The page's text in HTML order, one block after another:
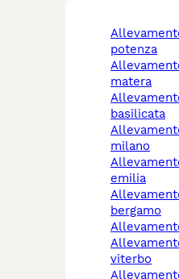
allevamento cani
potenza
allevamento cani
matera
allevamento cani
basilicata
allevamento cani
milano
allevamento cani reggio
emilia
allevamento cani
bergamo
allevamento cani
viterbo